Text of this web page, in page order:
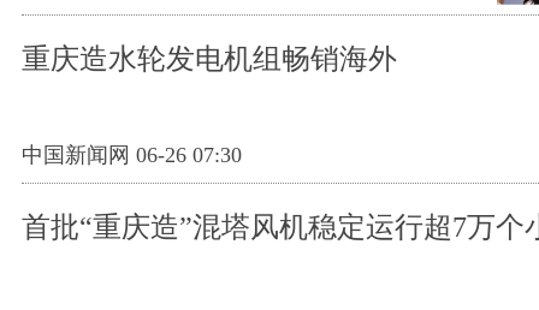
重庆造水轮发电机组畅销海外
中国新闻网 06-26 07:30
首批“重庆造”混塔风机稳定运行超7万个